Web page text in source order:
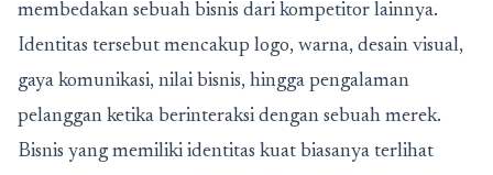
membedakan sebuah bisnis dari kompetitor lainnya.
Identitas tersebut mencakup logo, warna, desain visual,
gaya komunikasi, nilai bisnis, hingga pengalaman
pelanggan ketika berinteraksi dengan sebuah merek.
Bisnis yang memiliki identitas kuat biasanya terlihat